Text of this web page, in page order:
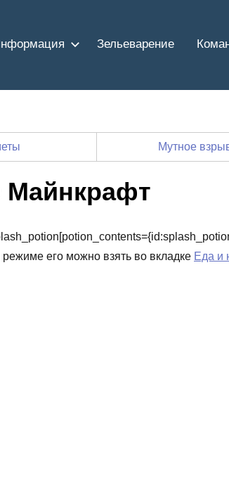
Зельеварение
Мутное
Майнкрафт
его можно взять во вкладке Еда и